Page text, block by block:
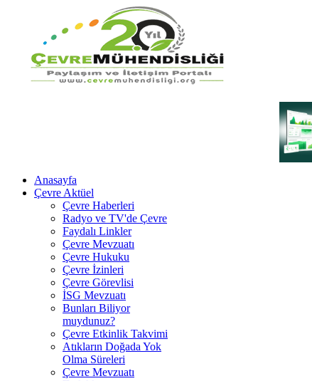
Anasayfa
Çevre Aktüel
Çevre Haberleri
Radyo ve TV'de Çevre
Faydalı Linkler
Çevre Mevzuatı
Çevre Hukuku
Çevre İzinleri
Çevre Görevlisi
İSG Mevzuatı
Bunları Biliyor
muydunuz?
Çevre Etkinlik Takvimi
Atıkların Doğada Yok
Olma Süreleri
Çevre Mevzuatı